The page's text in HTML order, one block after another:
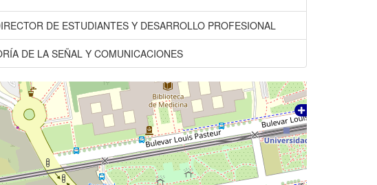
DE ESTUDIANTES Y DESARROLLO PROFESIONAL
DE LA SEÑAL Y COMUNICACIONES